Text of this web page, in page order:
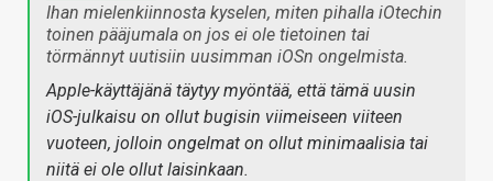
Ihan mielenkiinnosta kyselen, miten pihalla iOtechin
toinen pääjumala on jos ei ole tietoinen tai
törmännyt uutisiin uusimman iOSn ongelmista.
Apple-käyttäjänä täytyy myöntää, että tämä uusin
iOS-julkaisu on ollut bugisin viimeiseen viiteen
vuoteen, jolloin ongelmat on ollut minimaalisia tai
niitä ei ole ollut laisinkaan.